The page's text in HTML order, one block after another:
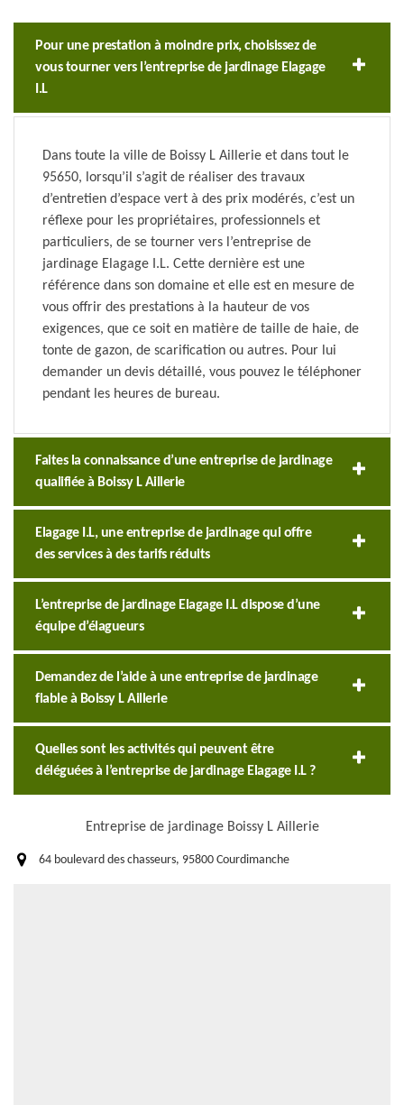
Pour une prestation à moindre prix, choisissez de
vous tourner vers l’entreprise de jardinage Elagage
I.L
Dans toute la ville de Boissy L Aillerie et dans tout le
95650, lorsqu’il s’agit de réaliser des travaux
d’entretien d’espace vert à des prix modérés, c’est un
réflexe pour les propriétaires, professionnels et
particuliers, de se tourner vers l’entreprise de
jardinage Elagage I.L. Cette dernière est une
référence dans son domaine et elle est en mesure de
vous offrir des prestations à la hauteur de vos
exigences, que ce soit en matière de taille de haie, de
tonte de gazon, de scarification ou autres. Pour lui
demander un devis détaillé, vous pouvez le téléphoner
pendant les heures de bureau.
Faites la connaissance d’une entreprise de jardinage
qualifiée à Boissy L Aillerie
Elagage I.L, une entreprise de jardinage qui offre
des services à des tarifs réduits
L’entreprise de jardinage Elagage I.L dispose d’une
équipe d’élagueurs
Demandez de l’aide à une entreprise de jardinage
fiable à Boissy L Aillerie
Quelles sont les activités qui peuvent être
déléguées à l’entreprise de jardinage Elagage I.L ?
Entreprise de jardinage Boissy L Aillerie
64 boulevard des chasseurs, 95800 Courdimanche